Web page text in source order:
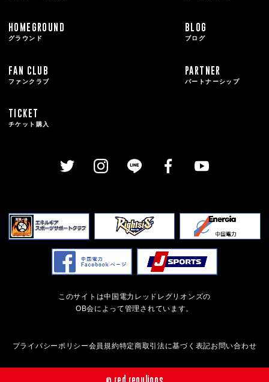
HOMEGROUND
グラウンド
BLOG
ブログ
FAN CLUB
ファンクラブ
PARTNER
パートナーシップ
TICKET
チケット購入
このサイトは中国電力レッドレグリオンズの
OB会によって管理されています。
プライバシーポリシー会員規約特定商取引法に基づく表記お問い合わせ